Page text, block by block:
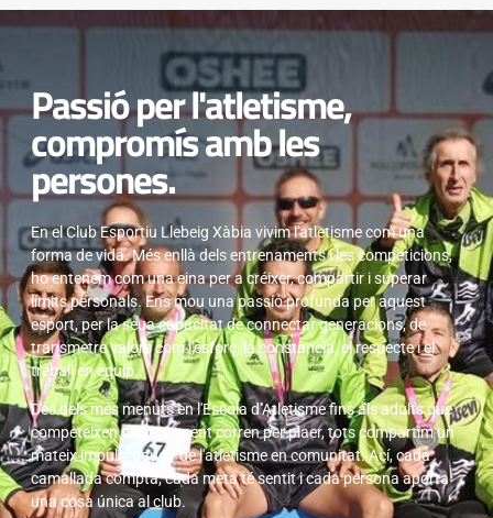
Passió per l'atletisme,
compromís amb les
persones.
En el Club Esportiu Llebeig Xàbia vivim l'atletisme com una
forma de vida. Més enllà dels entrenaments i les competicions,
ho entenem com una eina per a créixer, compartir i superar
límits personals. Ens mou una passió profunda per aquest
esport, per la seua capacitat de connectar generacions, de
transmetre valors com l'esforç, la constància, el respecte i el
treball en equip.
Des dels més menuts en l'Escola d''Atletisme fins als adults que
competeixen o simplement corren per plaer, tots compartim un
mateix impuls: gaudir de l'atletisme en comunitat. Ací, cada
camallada compta, cada meta té sentit i cada persona aporta
una cosa única al club.